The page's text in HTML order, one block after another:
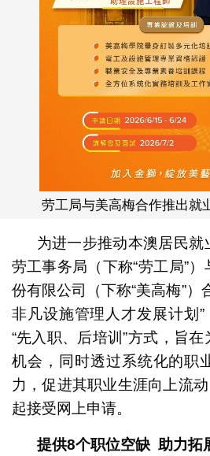
劳工局与美高梅合作推出就
为进一步推动本澳居民就
劳工事务局（下称“劳工局”
份有限公司（下称“美高梅”）
非凡设施管理人才发展计划”
“先入职、后培训”方式，旨
机会，同时透过系统化的职
力，促进其职业生涯向上流
起接受网上申请。
提供8个职位空缺 助力拓